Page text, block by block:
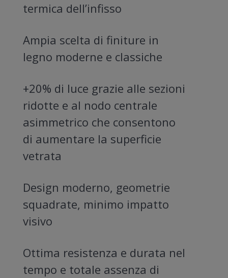
termica dell’infisso
Ampia scelta di finiture in
legno moderne e classiche
+20% di luce grazie alle sezioni
ridotte e al nodo centrale
asimmetrico che consentono
di aumentare la superficie
vetrata
Design moderno, geometrie
squadrate, minimo impatto
visivo
Ottima resistenza e durata nel
tempo e totale assenza di